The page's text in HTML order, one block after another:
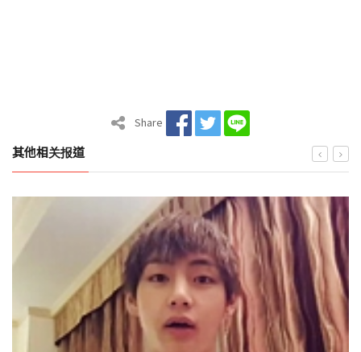
Share
其他相关报道